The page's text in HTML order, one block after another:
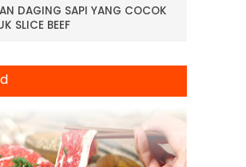
DAGING SAPI YANG COCOK
SLICE BEEF